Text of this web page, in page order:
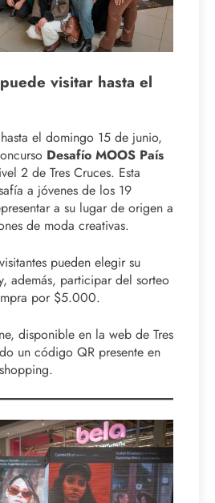
visitar hasta el
el domingo 15 de junio,
Desafío MOOS País
2 de Tres Cruces. Esta
a jóvenes de los 19
a su lugar de origen a
de moda creativas.
pueden elegir su
además, participar del sorteo
por $5.000.
disponible en la web de Tres
un código QR presente en